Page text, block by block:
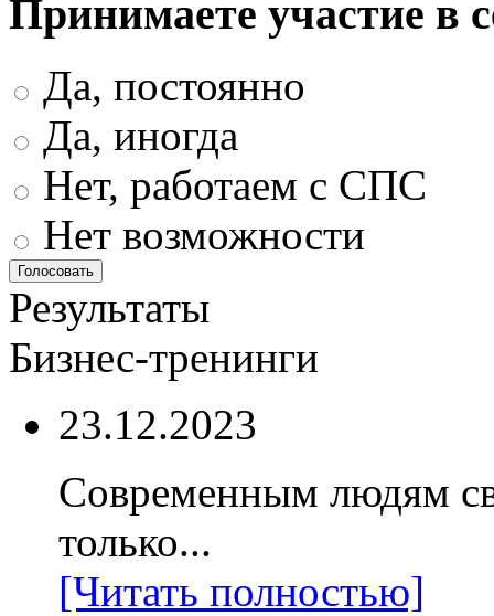
Принимаете участие в
Да, постоянно
Да, иногда
Нет, работаем с СПС
Нет возможности
Результаты
Бизнес-тренинги
23.12.2023
Современным людям
только...
[Читать полностью]